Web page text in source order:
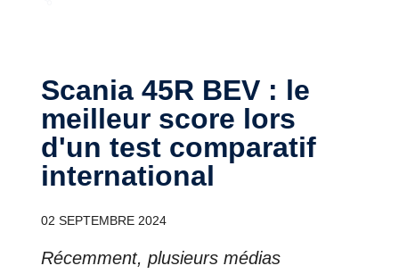
Scania 45R BEV : le
meilleur score lors
d'un test comparatif
international
02 SEPTEMBRE 2024
Récemment, plusieurs médias